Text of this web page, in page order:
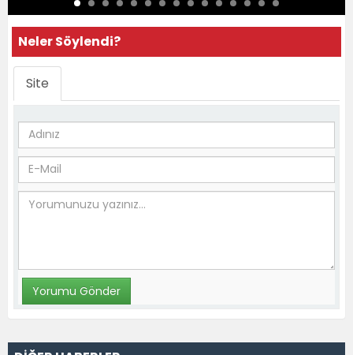
Neler Söylendi?
Site